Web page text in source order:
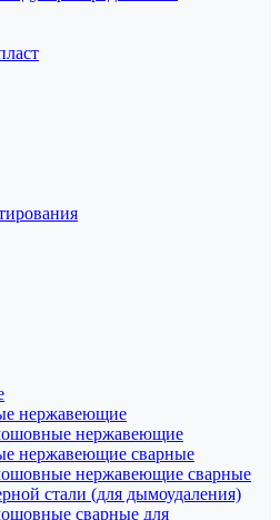
нержавеющие
нержавеющие
нержавеющие сварные
нержавеющие сварные
стали (для дымоудаления)
сварные для